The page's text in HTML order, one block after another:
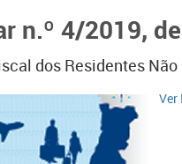
n.º 4/2019,
dos Residentes
​Ver